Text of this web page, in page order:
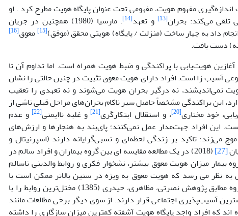
و قابلیت اندازه‌گیری مفهوم هویت، مفهومی تحت عنوان پایگاه هویت مطرح کرد . او
می‌کند: بحران[13] و تعهد[14]
. مارسیا (1980) همچنین در جریان
داد به چهار ساخت (منزلت / پایگاه) هویتی محقق (موفق)[15] معوق[16]
دست یافت.
هویت‌یابی با پراکندگی و ضبط هویت همراه است. اما تداوم آن تا
آسیب زا است. افراد دارای هویت معوق تثبیت در چنین حالتی را نشان
نمی‌اندیشند، نه درگیر بحران هویت می‌شوند و نه تعهدی را تعقیب
مارسیا (1987) بیان می‌دارد، این پراکندگی مشخصاً حاصل سیر ناکام بحران‌های مراحل قبلی ناشی از
خود مختاری[20] ، و استقلال ابتکارگری[21] و غلبه ناایمنی[22]
و عدم
این افراد جهت‌مدار عمل نمی‌کنند؛ پای‌بند به هنجارها و ارزش‌های
می‌زند؛ تاکید بر زندگی لحظه‌ای و نسبی‌گرایانه دارند (اسپرنیتال و
[27]
(2018) در یک مطالعه مقایسه ای بین گروه بیماران و افراد سالم در
میزان هویت معوق بیشتر، نشخوار فکری و روابط والدینی ناسالم
نظر می رسد که هویت معوق به ویژه در سنین بالاتر ممکن است با
پاتولوژی در ارتباط باشد. همچنین این گروه مطابق پژوهش نصرتی، مظاهری، حیدری (1385) مختل‌ترین روابط را با
آسیب‌پذیری اجتماعی قرار دارند. از سوی دیگر برخی مطالعات مانند
اند که افراد واجد پایگاه هویت آشفته کمترین میزان سازگاری را داشته